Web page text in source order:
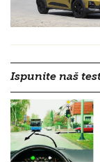
Ispunite naš